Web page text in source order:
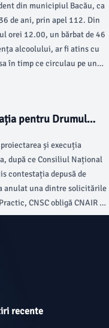
din municipiul Bacău, ca
de ani, prin apel 112. Din
orei 12.00, un bărbat de 46
alcoolului, ar fi atins cu
în timp ce circulau pe un
pentru Drumul
miliarde de lei
și execuția
după ce Consiliul Național
contestația depusă de
anulat una dintre solicitările
CNSC obligă CNAIR să
a asocierii Precon.
recente